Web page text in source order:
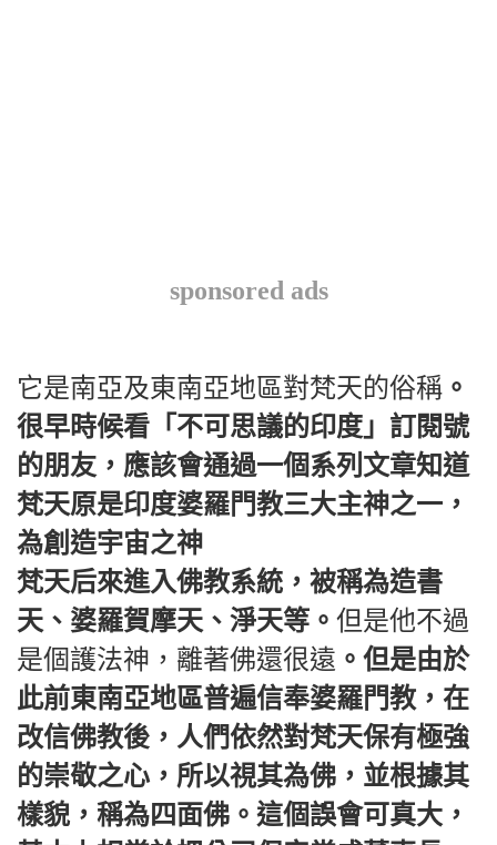
sponsored ads
它是南亞及東南亞地區對梵天的俗稱。
很早時候看「不可思議的印度」訂閱號
的朋友，應該會通過一個系列文章知道
梵天原是印度婆羅門教三大主神之一，
為創造宇宙之神
梵天后來進入佛教系統，被稱為造書
天、婆羅賀摩天、淨天等。 但是他不過
是個護法神，離著佛還很遠 。但是由於
此前東南亞地區普遍信奉婆羅門教，在
改信佛教後，人們依然對梵天保有極強
的崇敬之心，所以視其為佛，並根據其
樣貌，稱為四面佛。這個誤會可真大，